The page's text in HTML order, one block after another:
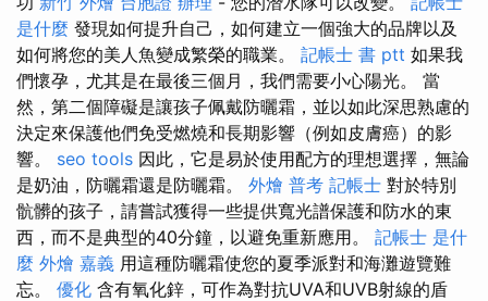
是什麼 發現如何提升自己，如何建立一個強大的品牌以及
如何將您的美人魚變成繁榮的職業。 記帳士 書 ptt 如果我
們懷孕，尤其是在最後三個月，我們需要小心陽光。 當
然，第二個障礙是讓孩子佩戴防曬霜，並以如此深思熟慮的
決定來保護他們免受燃燒和長期影響（例如皮膚癌）的影
響。 seo tools 因此，它是易於使用配方的理想選擇，無論
是奶油，防曬霜還是防曬霜。 外燴 普考 記帳士 對於特別
骯髒的孩子，請嘗試獲得一些提供寬光譜保護和防水的東
西，而不是典型的40分鐘，以避免重新應用。 記帳士 是什
麼 外燴 嘉義 用這種防曬霜使您的夏季派對和海灘遊覽難
忘。 優化 含有氧化鋅，可作為對抗UVA和UVB射線的盾